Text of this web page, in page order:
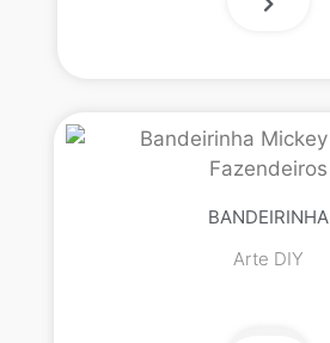
BANDEIRINHA
Arte DIY